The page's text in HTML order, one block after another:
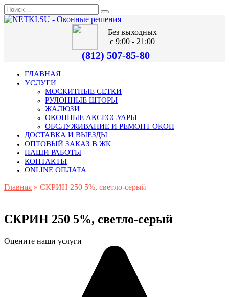
Без выходных
с 9:00 - 21:00
(812) 507-85-80
ГЛАВНАЯ
УСЛУГИ
МОСКИТНЫЕ СЕТКИ
РУЛОННЫЕ ШТОРЫ
ЖАЛЮЗИ
ОКОННЫЕ АКСЕССУАРЫ
ОБСЛУЖИВАНИЕ И РЕМОНТ ОКОН
ДОСТАВКА И ВЫЕЗДЫ
ОПТОВЫЙ ЗАКАЗ В ЖК
НАШИ РАБОТЫ
КОНТАКТЫ
ONLINE ОПЛАТА
Главная » СКРИН 250 5%, светло-серый
СКРИН 250 5%, светло-серый
Оцените наши услуги